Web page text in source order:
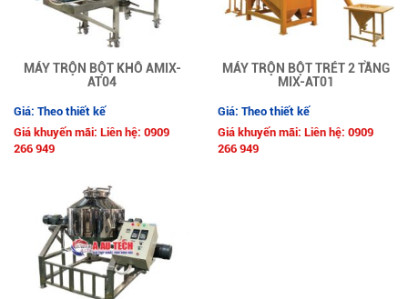
MÁY TRỘN BỘT KHÔ AMIX-
AT04
Giá: Theo thiết kế
Giá khuyến mãi: Liên hệ: 0909
266 949
MÁY TRỘN BỘT TRÉT 2 TẦNG
MIX-AT01
Giá: Theo thiết kế
Giá khuyến mãi: Liên hệ: 0909
266 949